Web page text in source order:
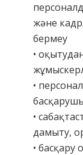
және
бермеу
•
•
•
дамыту,
•